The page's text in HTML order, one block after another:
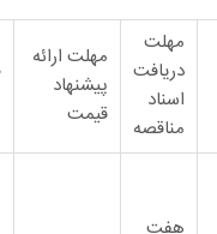
مهلت
دریافت
اسناد
مناقصه
مهلت ارائه
پیشنهاد
قیمت